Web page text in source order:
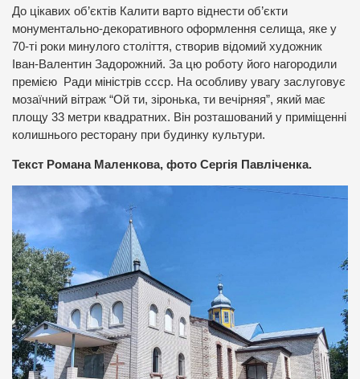
До цікавих об’єктів Калити варто віднести об’єкти
монументально-декоративного оформлення селища, яке у
70-ті роки минулого століття, створив відомий художник
Іван-Валентин Задорожний. За цю роботу його нагородили
премією Ради міністрів ссср. На особливу увагу заслуговує
мозаїчний вітраж “Ой ти, зіронька, ти вечірняя”, який має
площу 33 метри квадратних. Він розташований у приміщенні
колишнього ресторану при будинку культури.
Текст Романа Маленкова, фото Сергія Павліченка.